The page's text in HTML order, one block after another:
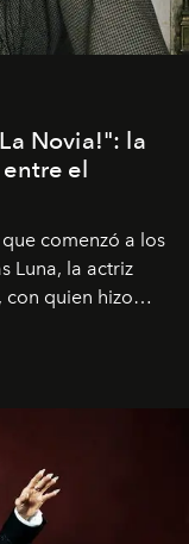
Novia!": la
el
comenzó a los
Luna, la actriz
con quien hizo
Europa y